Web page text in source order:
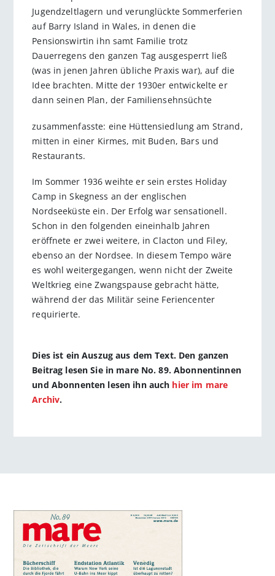
Jugendzeltlagern und verunglückte Sommerferien
auf Barry Island in Wales, in denen die
Pensionswirtin ihn samt Familie trotz
Dauerregens den ganzen Tag ausgesperrt ließ
(was in jenen Jahren übliche Praxis war), auf die
Idee brachten. Mitte der 1930er entwickelte er
dann seinen Plan, der Familiensehnsüchte
zusammenfasste: eine Hüttensiedlung am Strand,
mitten in einer Kirmes, mit Buden, Bars und
Restaurants.
Im Sommer 1936 weihte er sein erstes Holiday
Camp in Skegness an der englischen
Nordseeküste ein. Der Erfolg war sensationell.
Schon in den folgenden eineinhalb Jahren
eröffnete er zwei weitere, in Clacton und Filey,
ebenso an der Nordsee. In diesem Tempo wäre
es wohl weitergegangen, wenn nicht der Zweite
Weltkrieg eine Zwangspause gebracht hätte,
während der das Militär seine Feriencenter
requirierte.
Dies ist ein Auszug aus dem Text. Den ganzen
Beitrag lesen Sie in mare No. 89. Abonnentinnen
und Abonnenten lesen ihn auch hier im mare
Archiv.